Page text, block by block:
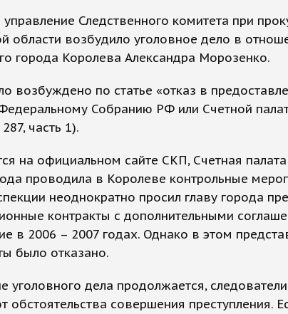
управление Следственного комитета при
области возбудило уголовное дело в
города Королева Александра Морозенко.
возбуждено по статье «отказ в
Собранию РФ или Счетной
часть 1).
на официальном сайте СКП, Счетная
проводила в Королеве контрольные
неоднократно просил главу города
контракты с дополнительными
в 2006 – 2007 годах. Однако в этом
было отказано.
уголовного дела продолжается, следователи
обстоятельства совершения преступления.